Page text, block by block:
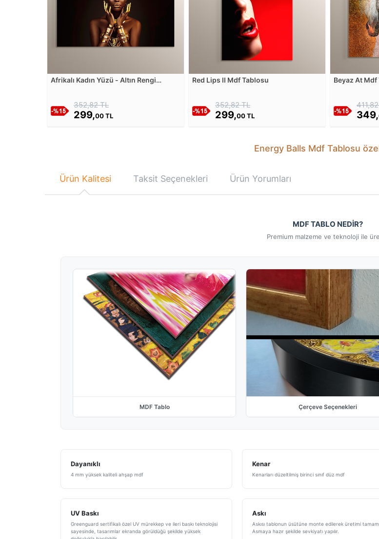
Afrikalı Kadın Yüzü - Altın Rengi
352,82 TL
299,00 TL
Red Lips II Mdf Tablosu
352,82 TL
299,00 TL
Beyaz At Mdf
349,
Energy Balls Mdf Tablosu
Ürün Kalitesi Taksit Seçenekleri Ürün Yorumları
MDF TABLO NEDİR?
Premium malzeme ve teknoloji ile
MDF Tablo Çerçeve Seçenekleri
Dayanıklı
4 mm yüksek kaliteli ahşap mdf
Kenar
Kenarları düzeltilmiş birinci sınıf düz mdf
UV Baskı
Greenguard sertifikalı özel UV mürekkep ve ileri baskı teknolojisi
sayesinde, tasarımlar ekranda görüldüğü şekilde yüksek
Askı
Askısı tablonun üsütüne monte edilerek üretimi
Asmaya hazır şekilde sevkiyatı yapılır.